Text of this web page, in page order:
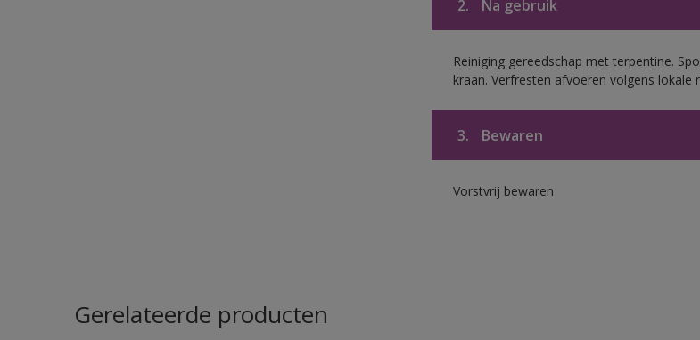
2. Na gebruik
Reiniging gereedschap met terpentine.
kraan. Verfresten afvoeren volgens lokale
3. Bewaren
Vorstvrij bewaren
Gerelateerde producten